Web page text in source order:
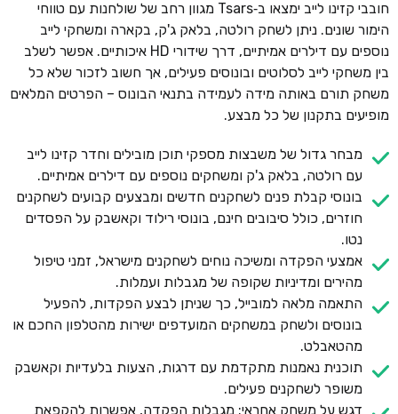
חובבי קזינו לייב ימצאו ב‑Tsars מגוון רחב של שולחנות עם טווחי
הימור שונים. ניתן לשחק רולטה, בלאק ג'ק, בקארה ומשחקי לייב
נוספים עם דילרים אמיתיים, דרך שידורי HD איכותיים. אפשר לשלב
בין משחקי לייב לסלוטים ובונוסים פעילים, אך חשוב לזכור שלא כל
משחק תורם באותה מידה לעמידה בתנאי הבונוס – הפרטים המלאים
מופיעים בתקנון של כל מבצע.
מבחר גדול של משבצות מספקי תוכן מובילים וחדר קזינו לייב
עם רולטה, בלאק ג'ק ומשחקים נוספים עם דילרים אמיתיים.
בונוסי קבלת פנים לשחקנים חדשים ומבצעים קבועים לשחקנים
חוזרים, כולל סיבובים חינם, בונוסי רילוד וקאשבק על הפסדים
נטו.
אמצעי הפקדה ומשיכה נוחים לשחקנים מישראל, זמני טיפול
מהירים ומדיניות שקופה של מגבלות ועמלות.
התאמה מלאה למובייל, כך שניתן לבצע הפקדות, להפעיל
בונוסים ולשחק במשחקים המועדפים ישירות מהטלפון החכם או
מהטאבלט.
תוכנית נאמנות מתקדמת עם דרגות, הצעות בלעדיות וקאשבק
משופר לשחקנים פעילים.
דגש על משחק אחראי: מגבלות הפקדה, אפשרות להקפאת